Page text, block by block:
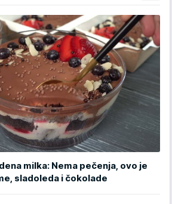
milka: Nema pečenja, ovo je
sladoleda i čokolade